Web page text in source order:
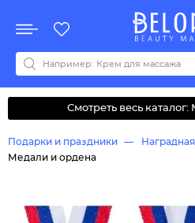
Акции
Все бренды
0-9ABCDEFGHIJKLMNOPQRSTUV
Смотреть весь
Подарки и праздники
Медали и ордена